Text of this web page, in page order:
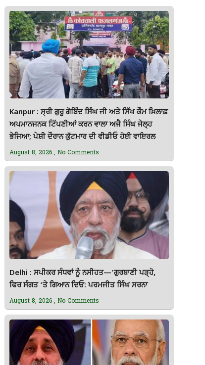
Kanpur : ਸ੍ਰੀ ਗੁਰੂ ਗੋਬਿੰਦ ਸਿੰਘ ਜੀ ਅਤੇ ਸਿੱਖ ਕੌਮ ਖ਼ਿਲਾਫ਼
ਅਪਮਾਨਜਨਕ ਟਿੱਪਣੀਆਂ ਕਰਨ ਵਾਲਾ ਅਜੈ ਸਿੰਘ ਜੇਲ੍ਹ
ਭੇਜਿਆ; ਪੇਸ਼ੀ ਦੌਰਾਨ ਕੁੱਟਮਾਰ ਦੀ ਵੀਡੀਓ ਹੋਈ ਵਾਇਰਲ
August 8, 2026 No Comments
Delhi : ਸਪੀਕਰ ਸੰਧਵਾਂ ਨੂੰ ਨਸੀਹਤ—’ਗੁਰਬਾਣੀ ਪੜ੍ਹੋ,
ਫਿਰ ਸੰਗਤ ‘ਤੇ ਗਿਆਨ ਦਿਓ: ਪਰਮਜੀਤ ਸਿੰਘ ਸਰਨਾ
August 8, 2026 No Comments